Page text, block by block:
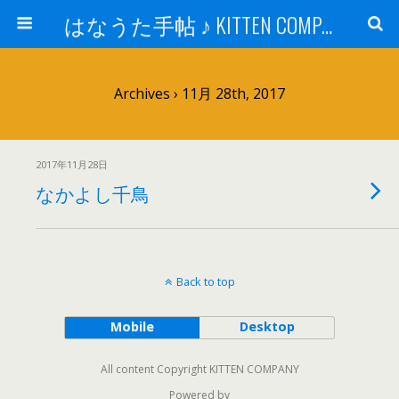
はなうた手帖 ♪ KITTEN COMPANY
Archives › 11月 28th, 2017
2017年11月28日
なかよし千鳥
Back to top
Mobile Desktop
All content Copyright KITTEN COMPANY
Powered by